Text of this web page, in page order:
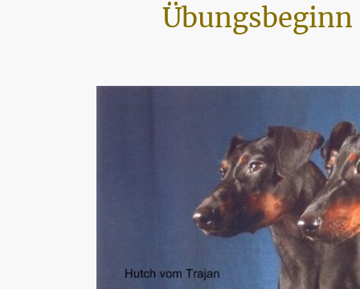
Übungsbeginn